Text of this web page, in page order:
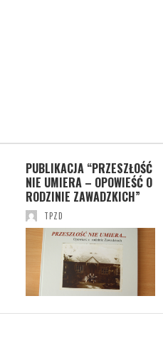
PUBLIKACJA “PRZESZŁOŚĆ
NIE UMIERA – OPOWIEŚĆ O
RODZINIE ZAWADZKICH”
TPZD